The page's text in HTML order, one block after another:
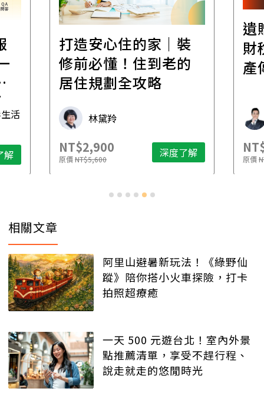
活
解
打造安心住的家｜裝
修前必懂！住到老的
居住規劃全攻略
林黛羚
NT$2,900
原價NT$5,600 深度了解
遺
財
產
原價
相關文章
阿里山避暑新玩法！《綠野仙
蹤》陪你搭小火車探險，打卡
拍照超療癒
一天 500 元遊台北！室內外景
點推薦清單，享受不趕行程、
說走就走的悠閒時光